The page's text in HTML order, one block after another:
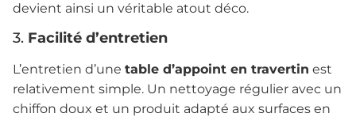
devient ainsi un véritable atout déco.
3. Facilité d’entretien
L’entretien d’une table d’appoint en travertin est
relativement simple. Un nettoyage régulier avec un
chiffon doux et un produit adapté aux surfaces en